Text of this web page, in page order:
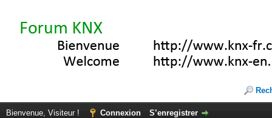
Bienvenue, Visiteur ! Connexion S’enregistrer